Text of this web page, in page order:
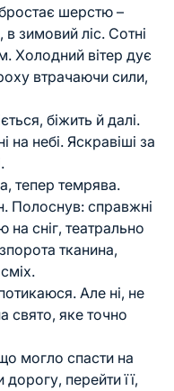
шерстю –
в зимовий ліс. Сотні
Холодний вітер дує
втрачаючи сили,
біжить й далі.
на небі. Яскравіші за
тепер темрява.
Полоснув: справжні
на сніг, театрально
тканина,
Але ні, не
свято, яке точно
могло спасти на
перейти її,